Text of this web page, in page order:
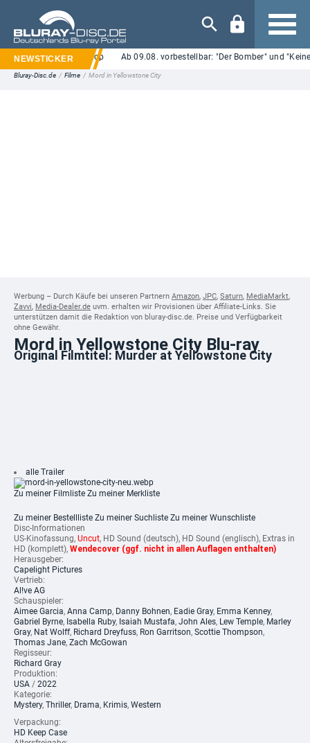
Navigation
Plaion Pictures Shop Ab 09.08. vorbestellbar: "Der Bomber" und "Keiner
Bluray-Disc.de / Filme / Mord in Yellowstone City
Werbung – Durch Käufe bei unseren Partnern Amazon, JPC, Saturn, MediaMarkt,
Zavvi, Media-Dealer.de uvm. erhalten wir Provisionen über Affiliate-Links. Sie
unterstützen damit die Redaktion von bluray-disc.de. Preise und Verfügbarkeit
ohne Gewähr.
Mord in Yellowstone City Blu-ray
Original Filmtitel: Murder at Yellowstone City
alle Trailer
Zu meiner Filmliste Zu meiner Merkliste
Zu meiner Bestellliste Zu meiner Suchliste Zu meiner Wunschliste
Disc-Informationen
US-Kinofassung, Uncut, HD Sound (deutsch), HD Sound (englisch), Extras in
HD (komplett), Wendecover (ggf. nicht in allen Auflagen enthalten)
Herausgeber:
Capelight Pictures
Vertrieb:
Al!ve AG
Schauspieler:
Aimee Garcia, Anna Camp, Danny Bohnen, Eadie Gray, Emma Kenney,
Gabriel Byrne, Isabella Ruby, Isaiah Mustafa, John Ales, Lew Temple, Marley
Gray, Nat Wolff, Richard Dreyfuss, Ron Garritson, Scottie Thompson,
Thomas Jane, Zach McGowan
Regisseur:
Richard Gray
Produktion:
USA / 2022
Kategorie:
Mystery, Thriller, Drama, Krimis, Western
Verpackung:
HD Keep Case